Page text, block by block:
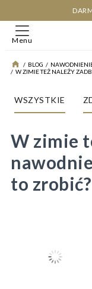
Menu
/ BLOG /
/ W ZIMIE TEŻ NALEŻY
WSZYSTKIE
W zimie
to zrobić?